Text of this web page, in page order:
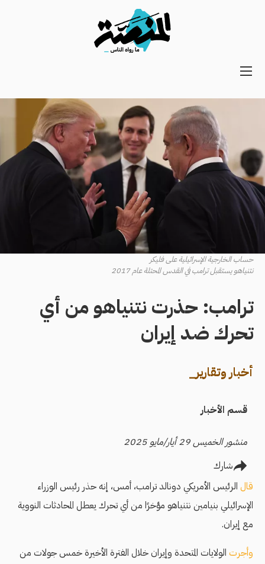
Main
Secondary
Navigation
حساب الخارجية الإسرائيلية على فليكر
نتنياهو يستقبل ترامب في القدس المحتلة عام 2017
ترامب: حذرت نتنياهو من أي
تحرك ضد إيران
أخبار وتقارير_
قسم الأخبار
منشور الخميس 29 أيار/مايو 2025
شارك
قال الرئيس الأمريكي دونالد ترامب، أمس، إنه حذر رئيس الوزراء
الإسرائيلي بنيامين نتنياهو مؤخرًا من أي تحرك يعطل المحادثات النووية
مع إيران.
وأجرت الولايات المتحدة وإيران خلال الفترة الأخيرة خمس جولات من